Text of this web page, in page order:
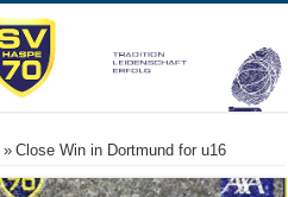
» Close Win in Dortmund for u16